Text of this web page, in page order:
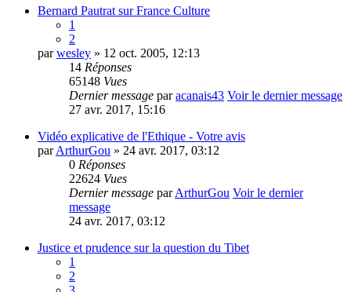
Bernard Pautrat sur France Culture
1
2
parwesley » 12 oct. 2005, 12:13
14 Réponses
65148 Vues
Dernier message paracanais43 Voir le dernier message
27 avr. 2017, 15:16
Vidéo explicative de l'Ethique - Votre avis
parArthurGou » 24 avr. 2017, 03:12
0 Réponses
22624 Vues
Dernier message parArthurGou Voir le dernier
message
24 avr. 2017, 03:12
Justice et prudence sur la question du Tibet
1
2